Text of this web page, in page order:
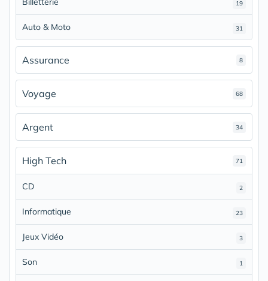
19
Auto & Moto 31
Assurance 8
Voyage 68
Argent 34
High Tech 71
CD 2
Informatique 23
Jeux Vidéo 3
Son 1